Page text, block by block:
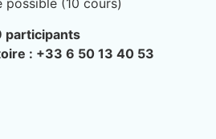
(10 cours)
participants
: +33 6 50 13 40 53